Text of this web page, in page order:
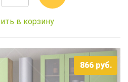
в корзину
866 руб.